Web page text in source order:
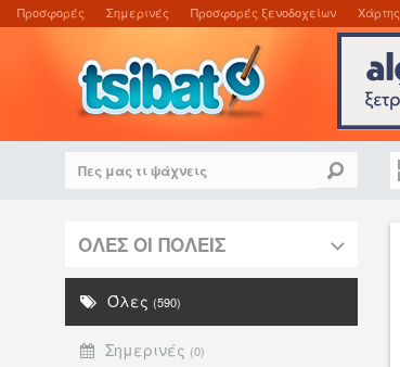
Προσφορές Σημερινές Προσφορές ξενοδοχείων Χάρτης
ΟΛΕΣ ΟΙ ΠΟΛΕΙΣ
Όλες (590)
Σημερινές (0)